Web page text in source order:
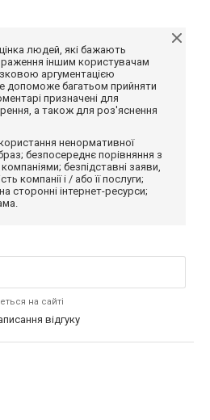
людей, які бажають
іншим користувачам
аргументацією
допоможе багатьом прийняти
призначені для
а також для роз'яснення
ненормативної
безпосереднє порівняння з
безпідставні заяви,
компанії і / або її послуги;
сторонні інтернет-ресурси;
на сайті
відгуку